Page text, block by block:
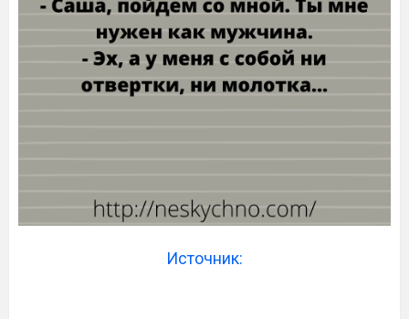
Источник: